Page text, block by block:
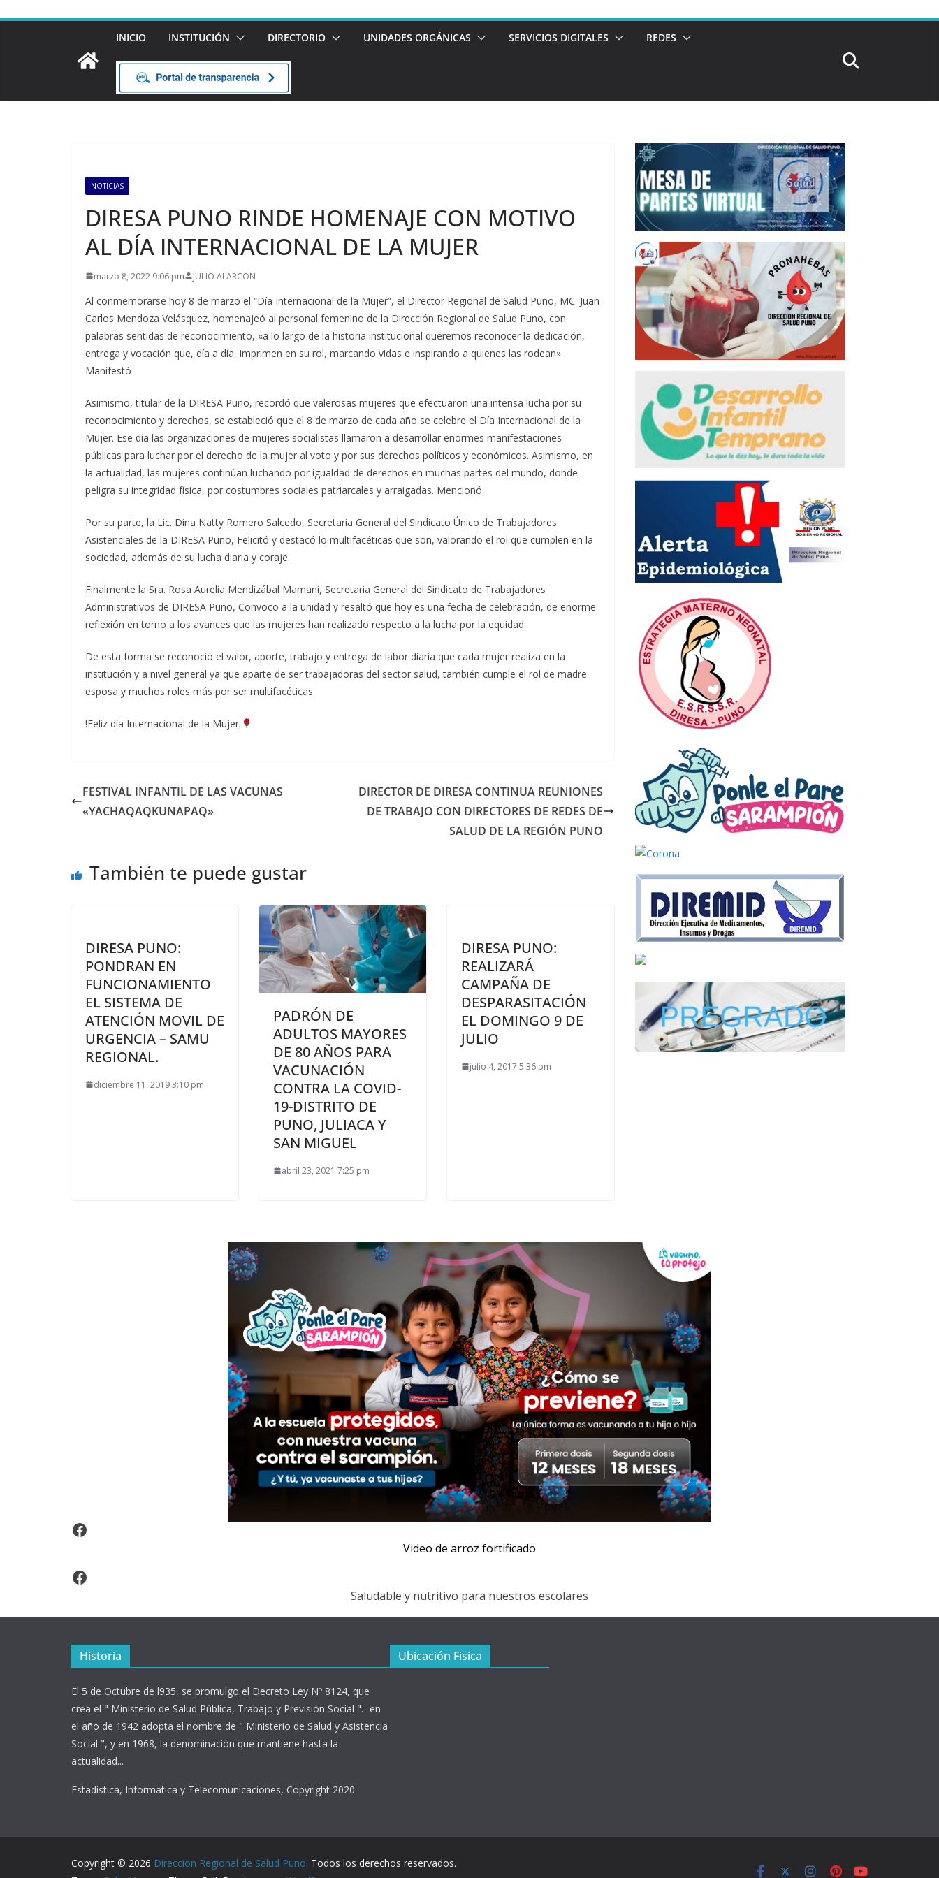
INICIO INSTITUCIÓN DIRECTORIO UNIDADES ORGÁNICAS SERVICIOS DIGITALES REDES
NOTICIAS
DIRESA PUNO RINDE HOMENAJE CON MOTIVO
AL DÍA INTERNACIONAL DE LA MUJER
marzo 8, 2022 9:06 pm JULIO ALARCON
Al conmemorarse hoy 8 de marzo el “Día Internacional de la Mujer”, el Director Regional de Salud Puno, MC. Juan
Carlos Mendoza Velásquez, homenajeó al personal femenino de la Dirección Regional de Salud Puno, con
palabras sentidas de reconocimiento, «a lo largo de la historia institucional queremos reconocer la dedicación,
entrega y vocación que, día a día, imprimen en su rol, marcando vidas e inspirando a quienes las rodean».
Manifestó
Asimismo, titular de la DIRESA Puno, recordó que valerosas mujeres que efectuaron una intensa lucha por su
reconocimiento y derechos, se estableció que el 8 de marzo de cada año se celebre el Día Internacional de la
Mujer. Ese día las organizaciones de mujeres socialistas llamaron a desarrollar enormes manifestaciones
públicas para luchar por el derecho de la mujer al voto y por sus derechos políticos y económicos. Asimismo, en
la actualidad, las mujeres continúan luchando por igualdad de derechos en muchas partes del mundo, donde
peligra su integridad física, por costumbres sociales patriarcales y arraigadas. Mencionó.
Por su parte, la Lic. Dina Natty Romero Salcedo, Secretaria General del Sindicato Único de Trabajadores
Asistenciales de la DIRESA Puno, Felicitó y destacó lo multifacéticas que son, valorando el rol que cumplen en la
sociedad, además de su lucha diaria y coraje.
Finalmente la Sra. Rosa Aurelia Mendizábal Mamani, Secretaria General del Sindicato de Trabajadores
Administrativos de DIRESA Puno, Convoco a la unidad y resaltó que hoy es una fecha de celebración, de enorme
reflexión en torno a los avances que las mujeres han realizado respecto a la lucha por la equidad.
De esta forma se reconoció el valor, aporte, trabajo y entrega de labor diaria que cada mujer realiza en la
institución y a nivel general ya que aparte de ser trabajadoras del sector salud, también cumple el rol de madre
esposa y muchos roles más por ser multifacéticas.
!Feliz día Internacional de la Mujer¡
FESTIVAL INFANTIL DE LAS VACUNAS
«YACHAQAQKUNAPAQ»
DIRECTOR DE DIRESA CONTINUA REUNIONES
DE TRABAJO CON DIRECTORES DE REDES DE
SALUD DE LA REGIÓN PUNO
También te puede gustar
DIRESA PUNO:
PONDRAN EN
FUNCIONAMIENTO
EL SISTEMA DE
ATENCIÓN MOVIL DE
URGENCIA – SAMU
REGIONAL.
diciembre 11, 2019 3:10 pm
PADRÓN DE
ADULTOS MAYORES
DE 80 AÑOS PARA
VACUNACIÓN
CONTRA LA COVID-
19-DISTRITO DE
PUNO, JULIACA Y
SAN MIGUEL
abril 23, 2021 7:25 pm
DIRESA PUNO:
REALIZARÁ
CAMPAÑA DE
DESPARASITACIÓN
EL DOMINGO 9 DE
JULIO
julio 4, 2017 5:36 pm
Video Arroz Fortificado
Video de arroz fortificado
Facebook
Saludable y nutritivo para nuestros escolares
Historia
El 5 de Octubre de l935, se promulgo el Decreto Ley Nº 8124, que
crea el " Ministerio de Salud Pública, Trabajo y Previsión Social ".- en
el año de 1942 adopta el nombre de " Ministerio de Salud y Asistencia
Social ", y en 1968, la denominación que mantiene hasta la
actualidad...
Estadistica, Informatica y Telecomunicaciones, Copyright 2020
Ubicación Fisica
Copyright © 2026 Direccion Regional de Salud Puno. Todos los derechos reservados.